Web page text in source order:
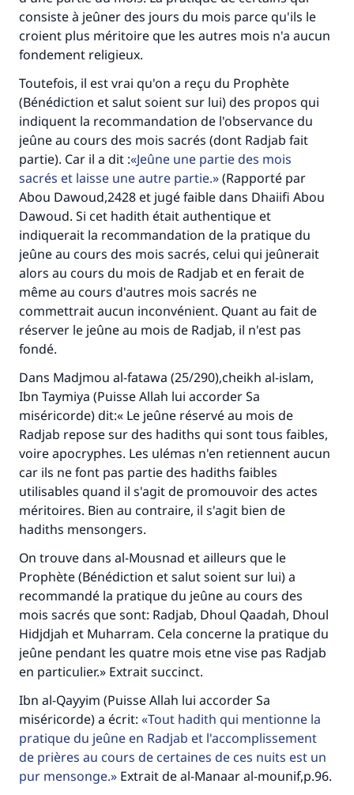
consiste à jeûner des jours du mois parce qu'ils le
croient plus méritoire que les autres mois n'a aucun
fondement religieux.
Toutefois, il est vrai qu'on a reçu du Prophète
(Bénédiction et salut soient sur lui) des propos qui
indiquent la recommandation de l'observance du
jeûne au cours des mois sacrés (dont Radjab fait
partie). Car il a dit : Jeûne une partie des mois
sacrés et laisse une autre partie. (Rapporté par
Abou Dawoud,2428 et jugé faible dans Dhaiifi Abou
Dawoud. Si cet hadith était authentique et
indiquerait la recommandation de la pratique du
jeûne au cours des mois sacrés, celui qui jeûnerait
alors au cours du mois de Radjab et en ferait de
même au cours d'autres mois sacrés ne
commettrait aucun inconvénient. Quant au fait de
réserver le jeûne au mois de Radjab, il n'est pas
fondé.
Dans Madjmou al-fatawa (25/290),cheikh al-islam,
Ibn Taymiya (Puisse Allah lui accorder Sa
miséricorde) dit:« Le jeûne réservé au mois de
Radjab repose sur des hadiths qui sont tous faibles,
voire apocryphes. Les ulémas n'en retiennent aucun
car ils ne font pas partie des hadiths faibles
utilisables quand il s'agit de promouvoir des actes
méritoires. Bien au contraire, il s'agit bien de
hadiths mensongers.
On trouve dans al-Mousnad et ailleurs que le
Prophète (Bénédiction et salut soient sur lui) a
recommandé la pratique du jeûne au cours des
mois sacrés que sont: Radjab, Dhoul Qaadah, Dhoul
Hidjdjah et Muharram. Cela concerne la pratique du
jeûne pendant les quatre mois etne vise pas Radjab
en particulier.» Extrait succinct.
Ibn al-Qayyim (Puisse Allah lui accorder Sa
miséricorde) a écrit: Tout hadith qui mentionne la
pratique du jeûne en Radjab et l'accomplissement
de prières au cours de certaines de ces nuits est un
pur mensonge.
Extrait de al-Manaar al-mounif,p.96.
Faites une différence dans la vie de
millions de personnes grâce à votre
contribution
Aidez nous à apporter des réponses.
Le Messager d'Allah (Paix sur lui) a dit:
"Celui qui indique une bonne action obtient la
même récompense que celui qui le fait."
Soutenez IslamQA